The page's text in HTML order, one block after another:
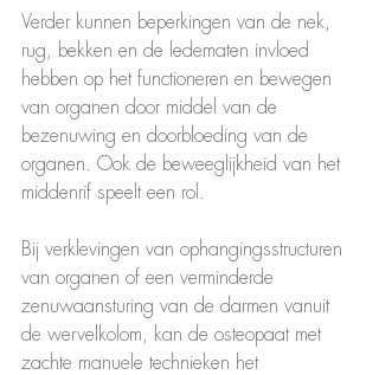
Verder kunnen beperkingen van de nek,
rug, bekken en de ledematen invloed
hebben op het functioneren en bewegen
van organen door middel van de
bezenuwing en doorbloeding van de
organen. Ook de beweeglijkheid van het
middenrif speelt een rol.
Bij verklevingen van ophangingsstructuren
van organen of een verminderde
zenuwaansturing van de darmen vanuit
de wervelkolom, kan de osteopaat met
zachte manuele technieken het